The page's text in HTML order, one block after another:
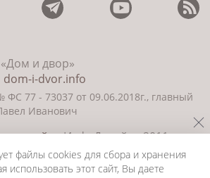
и двор»
dom-i-dvor.info
ФС 77 - 73037 от 09.06.2018г., главный
Иванович
и дизайн«ИнфоДизайн» 2011—
файлы cookies для сбора и хранения
использовать этот сайт, Вы даете